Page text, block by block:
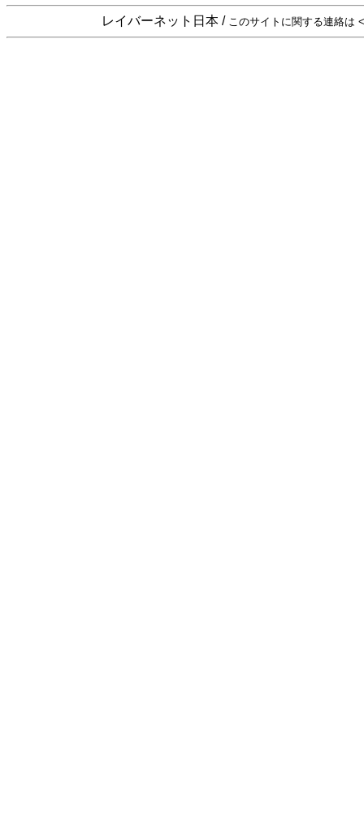
レイバーネット日本 / このサイトに関する連絡は